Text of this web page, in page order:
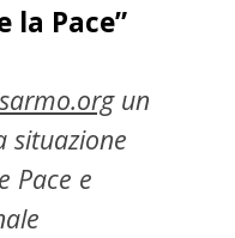
la Pace”
un
situazione
Pace e